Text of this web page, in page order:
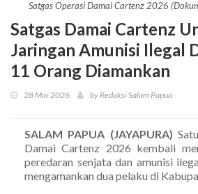
Satgas Operasi Damai Cartenz 2026
Satgas Damai Cartenz
Jaringan Amunisi Ilegal
11 Orang Diamankan
28 Mar 2026 by Redaksi Salam Papua
SALAM PAPUA (JAYAPURA)
Damai Cartenz 2026 kembali
peredaran senjata dan amunisi
mengamankan dua pelaku di